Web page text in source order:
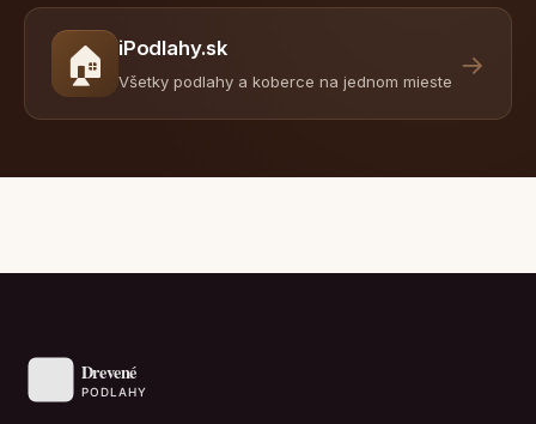
🏠 iPodlahy.sk
Všetky podlahy a koberce na jednom mieste
→